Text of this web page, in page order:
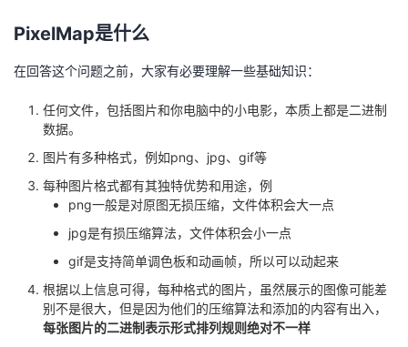
PixelMap是什么
在回答这个问题之前，大家有必要理解一些基础知识：
任何文件，包括图片和你电脑中的小电影，本质上都是二进制
数据。
图片有多种格式，例如png、jpg、gif等
每种图片格式都有其独特优势和用途，例
png一般是对原图无损压缩，文件体积会大一点
jpg是有损压缩算法，文件体积会小一点
gif是支持简单调色板和动画帧，所以可以动起来
根据以上信息可得，每种格式的图片，虽然展示的图像可能差
别不是很大，但是因为他们的压缩算法和添加的内容有出入，
每张图片的二进制表示形式排列规则绝对不一样